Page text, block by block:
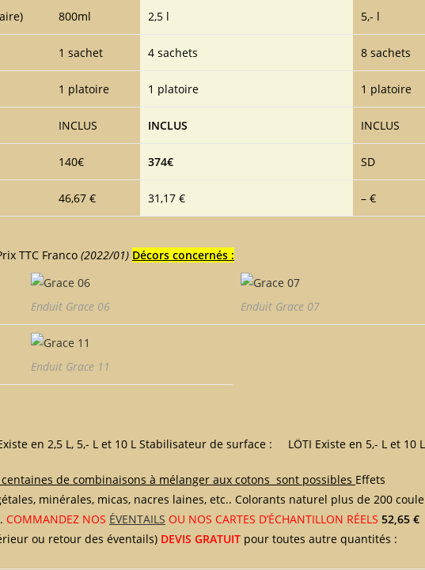
800ml 2,5 l 5,- l
1 sachet 4 sachets 8 sachets
1 platoire 1 platoire 1 platoire
INCLUS INCLUS INCLUS
140€ 374€ SD
46,67 € 31,17 € – €
TTC Franco (2022/01) Décors concernés :
Enduit Grace 06 Enduit Grace 07
Enduit Grace 11
5,- L et 10 L Stabilisateur de surface : LÖTI Existe en 5,- L et 10 L
de combinaisons à mélanger aux cotons sont possibles Effets
minérales, micas, nacres laines, etc.. Colorants naturel plus de 200
COMMANDEZ NOS ÉVENTAILS OU NOS CARTES D’ÉCHANTILLON RÉELS 52,65 €
ou retour des éventails) DEVIS GRATUIT pour toutes autre quantités :